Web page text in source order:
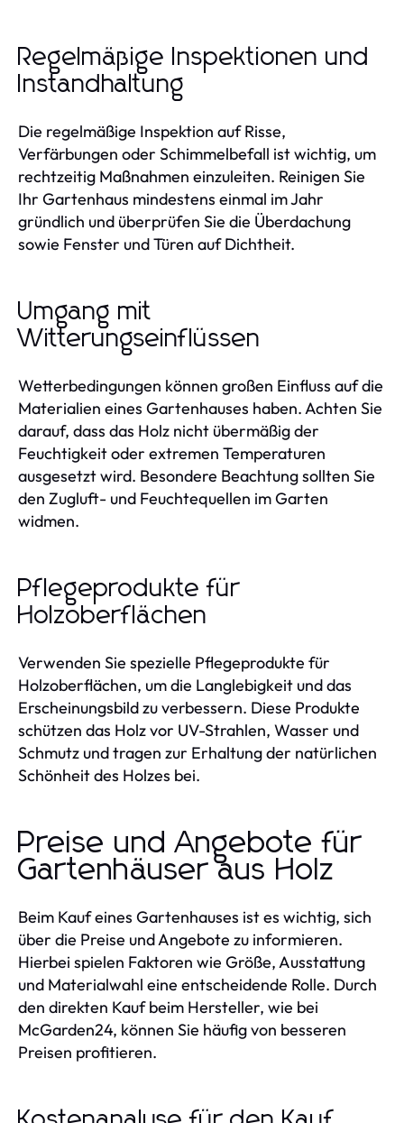
Regelmäßige Inspektionen und
Instandhaltung
Die regelmäßige Inspektion auf Risse,
Verfärbungen oder Schimmelbefall ist wichtig, um
rechtzeitig Maßnahmen einzuleiten. Reinigen Sie
Ihr Gartenhaus mindestens einmal im Jahr
gründlich und überprüfen Sie die Überdachung
sowie Fenster und Türen auf Dichtheit.
Umgang mit
Witterungseinflüssen
Wetterbedingungen können großen Einfluss auf die
Materialien eines Gartenhauses haben. Achten Sie
darauf, dass das Holz nicht übermäßig der
Feuchtigkeit oder extremen Temperaturen
ausgesetzt wird. Besondere Beachtung sollten Sie
den Zugluft- und Feuchtequellen im Garten
widmen.
Pflegeprodukte für
Holzoberflächen
Verwenden Sie spezielle Pflegeprodukte für
Holzoberflächen, um die Langlebigkeit und das
Erscheinungsbild zu verbessern. Diese Produkte
schützen das Holz vor UV-Strahlen, Wasser und
Schmutz und tragen zur Erhaltung der natürlichen
Schönheit des Holzes bei.
Preise und Angebote für
Gartenhäuser aus Holz
Beim Kauf eines Gartenhauses ist es wichtig, sich
über die Preise und Angebote zu informieren.
Hierbei spielen Faktoren wie Größe, Ausstattung
und Materialwahl eine entscheidende Rolle. Durch
den direkten Kauf beim Hersteller, wie bei
McGarden24, können Sie häufig von besseren
Preisen profitieren.